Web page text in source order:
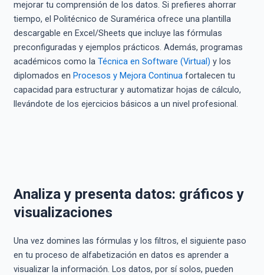
mejorar tu comprensión de los datos. Si prefieres ahorrar
tiempo, el Politécnico de Suramérica ofrece una plantilla
descargable en Excel/Sheets que incluye las fórmulas
preconfiguradas y ejemplos prácticos. Además, programas
académicos como la Técnica en Software (Virtual) y los
diplomados en Procesos y Mejora Continuafortalecen tu
capacidad para estructurar y automatizar hojas de cálculo,
llevándote de los ejercicios básicos a un nivel profesional.
Analiza y presenta datos: gráficos y
visualizaciones
Una vez domines las fórmulas y los filtros, el siguiente paso
en tu proceso de alfabetización en datos es aprender a
visualizar la información. Los datos, por sí solos, pueden